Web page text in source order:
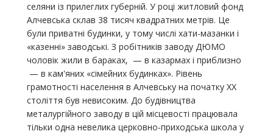
селяни із прилеглих губерній. У році житловий фонд
Алчевська склав 38 тисяч квадратних метрів. Це
були приватні будинки, у тому числі хати-мазанки і
«казенні» заводські. З робітників заводу ДЮМО
чоловік жили в бараках, — в казармах і приблизно
— в кам'яних «сімейних будинках». Рівень
грамотності населення в Алчевську на початку XX
століття був невисоким. До будівництва
металургійного заводу в цій місцевості працювала
тільки одна невелика церковно-приходська школа у